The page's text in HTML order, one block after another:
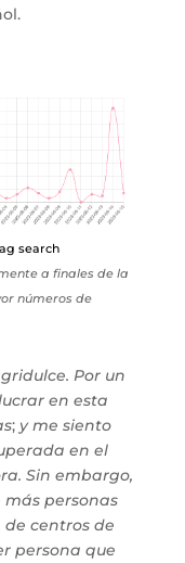
search
a finales de la
números de
Por un
en esta
; y me siento
en el
Sin embargo,
más personas
centros de
persona que